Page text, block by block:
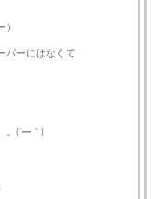
パーにはなくて
。(´ー｀)